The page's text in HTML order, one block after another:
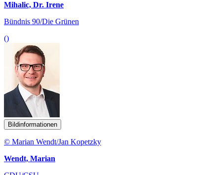
Mihalic, Dr. Irene
Bündnis 90/Die Grünen
()
Bildinformationen
© Marian Wendt/Jan Kopetzky
Wendt, Marian